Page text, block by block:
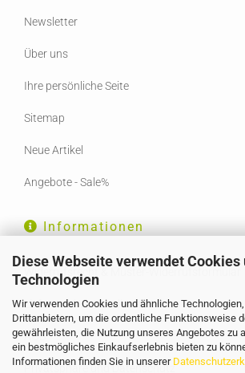
Diese Webseite verwendet Cookies
Technologien
Wir verwenden Cookies und ähnliche
Drittanbietern, um die ordentliche Funktionsweise
gewährleisten, die Nutzung unseres Angebotes zu
ein bestmögliches Einkaufserlebnis bieten zu
Informationen finden Sie in unserer
Newsletter
Über uns
Ihre persönliche Seite
Sitemap
Neue Artikel
Angebote - Sale%
Informationen
Widerrufsrecht & Muster-Widerrufsformular
Liefer- und Versandkosten
AGB
Privatsphäre und Datenschutz